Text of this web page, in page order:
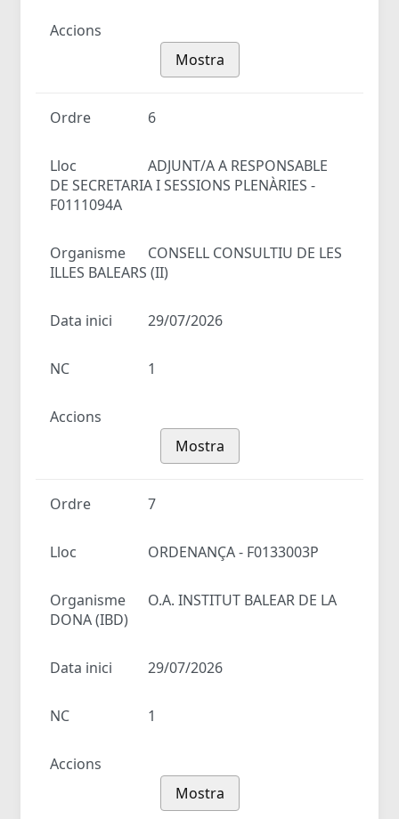
Accions
Mostra
Ordre 6
Lloc
ADJUNT/A A RESPONSABLE
DE SECRETARIA I SESSIONS PLENÀRIES -
F0111094A
Organisme
CONSELL CONSULTIU DE LES
ILLES BALEARS (II)
Data inici 29/07/2026
NC 1
Accions
Mostra
Ordre 7
Lloc ORDENANÇA - F0133003P
Organisme
O.A. INSTITUT BALEAR DE LA
DONA (IBD)
Data inici 29/07/2026
NC 1
Accions
Mostra